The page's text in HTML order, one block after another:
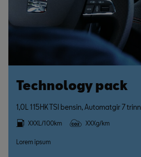
Technology pack
1,0L 115HK TSI bensin, Automatgir 7 trinn
XXXL/100km XXXg/km
Lorem ipsum